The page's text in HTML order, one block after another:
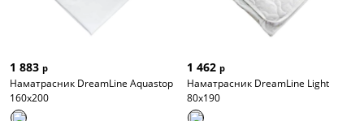
1 883 р
Наматрасник DreamLine Aquastop
160х200
1 462 р
Наматрасник DreamLine Light
80х190